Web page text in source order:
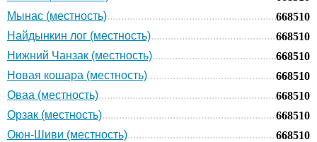
Мынас (местность)
668510
Найдынкин лог (местность)
668510
Нижний Чанзак (местность)
668510
Новая кошара (местность)
668510
Оваа (местность)
668510
Орзак (местность)
668510
Оюн-Шиви (местность)
668510